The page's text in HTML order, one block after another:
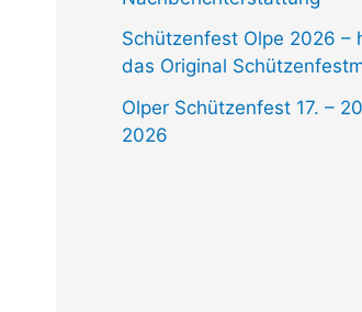
Schützenfest Olpe 2026 –
das Original
Olper Schützenfest 17. –
2026